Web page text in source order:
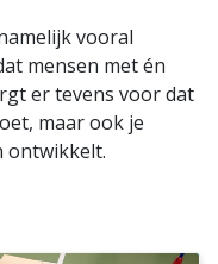
vooral
mensen met én
er tevens voor dat
maar ook je
ontwikkelt.